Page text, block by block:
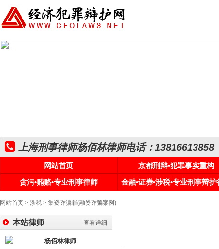
上海刑事律师杨佰林律师电话：13816613858
网站首页
京都刑辩•犯罪事实重构
贪污•贿赂•专业刑事律师
金融•证券•涉税•专业刑事辩护
网站首页 > 涉税 > 集资诈骗罪(融资诈骗案例)
查看详细
本站律师